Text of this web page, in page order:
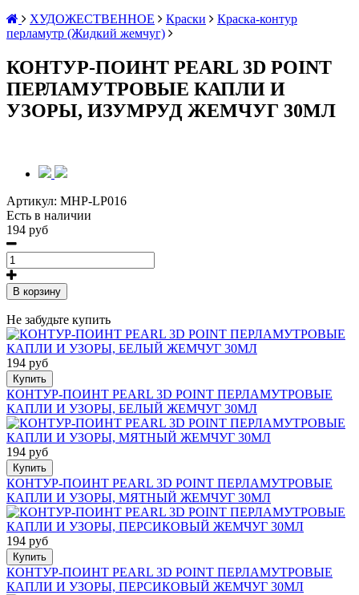
ХУДОЖЕСТВЕННОЕ
Краски
Краска-контур
перламутр (Жидкий жемчуг)
КОНТУР-ПОИНТ PEARL 3D POINT
ПЕРЛАМУТРОВЫЕ КАПЛИ И
УЗОРЫ, ИЗУМРУД ЖЕМЧУГ 30МЛ
Артикул: MHP-LP016
Есть в наличии
194 руб
В корзину
Не забудьте купить
194 руб
Купить
КОНТУР-ПОИНТ PEARL 3D POINT ПЕРЛАМУТРОВЫЕ
КАПЛИ И УЗОРЫ, БЕЛЫЙ ЖЕМЧУГ 30МЛ
194 руб
Купить
КОНТУР-ПОИНТ PEARL 3D POINT ПЕРЛАМУТРОВЫЕ
КАПЛИ И УЗОРЫ, МЯТНЫЙ ЖЕМЧУГ 30МЛ
194 руб
Купить
КОНТУР-ПОИНТ PEARL 3D POINT ПЕРЛАМУТРОВЫЕ
КАПЛИ И УЗОРЫ, ПЕРСИКОВЫЙ ЖЕМЧУГ 30МЛ